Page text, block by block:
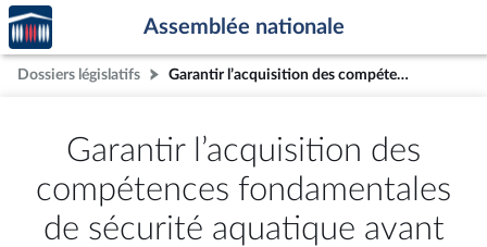
Aller au contenu
Aller en bas de la page
Accèder
à la
page
d'accueil
Assemblée nationale
Dossiers législatifs Garantir l’acquisition des compétences fondamentales de sécurité aquatique avant l’entrée au collège
Garantir l’acquisition des
compétences fondamentales
de sécurité aquatique avant